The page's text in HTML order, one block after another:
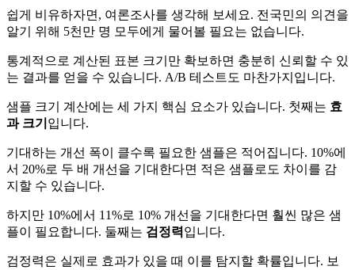
쉽게 비유하자면, 여론조사를 생각해 보세요. 전국민의 의견을
알기 위해 5천만 명 모두에게 물어볼 필요는 없습니다.
통계적으로 계산된 표본 크기만 확보하면 충분히 신뢰할 수 있
는 결과를 얻을 수 있습니다. A/B 테스트도 마찬가지입니다.
샘플 크기 계산에는 세 가지 핵심 요소가 있습니다. 첫째는 효
과 크기 입니다.
기대하는 개선 폭이 클수록 필요한 샘플은 적어집니다. 10%에
서 20%로 두 배 개선을 기대한다면 적은 샘플로도 차이를 감
지할 수 있습니다.
하지만 10%에서 11%로 10% 개선을 기대한다면 훨씬 많은 샘
플이 필요합니다. 둘째는 검정력입니다.
검정력은 실제로 효과가 있을 때 이를 탐지할 확률입니다. 보